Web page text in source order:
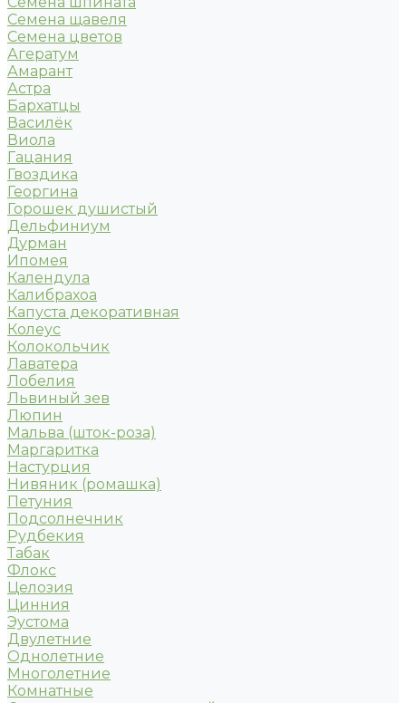
Семена щавеля
Семена цветов
Агератум
Амарант
Астра
Бархатцы
Василёк
Виола
Гацания
Гвоздика
Георгина
Горошек душистый
Дельфиниум
Дурман
Ипомея
Календула
Калибрахоа
Капуста декоративная
Колеус
Колокольчик
Лаватера
Лобелия
Львиный зев
Люпин
Мальва (шток-роза)
Маргаритка
Настурция
Нивяник (ромашка)
Петуния
Подсолнечник
Рудбекия
Табак
Флокс
Целозия
Цинния
Эустома
Двулетние
Однолетние
Многолетние
Комнатные